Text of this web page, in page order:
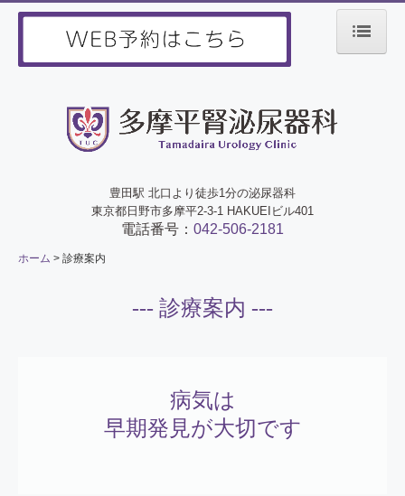
当院について
診療案内
施設・設備紹介豊田駅 北口より徒歩1分の泌尿器科
東京都日野市多摩平2-3-1 HAKUEIビル401
電話番号： 042-506-2181
ホーム 診療案内
--- 診療案内 ---
病気は
早期発見が大切です